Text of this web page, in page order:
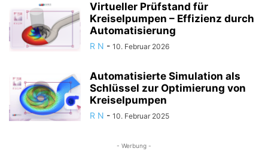
Virtueller Prüfstand für
Kreiselpumpen – Effizienz durch
Automatisierung
R N - 10. Februar 2026
Automatisierte Simulation als
Schlüssel zur Optimierung von
Kreiselpumpen
R N - 10. Februar 2025
- Werbung -